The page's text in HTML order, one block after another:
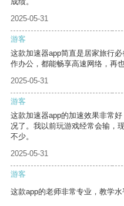
2025-05-31
游客
这款加速器app简直是居家旅行
作办公，都能畅享高速网络，再
2025-05-31
游客
这款加速器app的加速效果非常
况了。我以前玩游戏经常会输，
不少。
2025-05-31
游客
这款app的老师非常专业，教学